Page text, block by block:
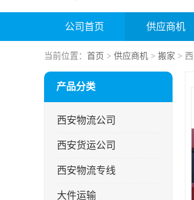
公司首页 供应商机
当前位置： 首页 > 供应商机 > 搬家 >
产品分类
西安物流公司
西安货运公司
西安物流专线
大件运输